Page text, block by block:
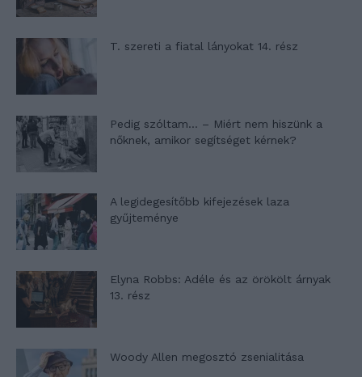
T. szereti a fiatal lányokat 14. rész
Pedig szóltam… – Miért nem hiszünk a
nőknek, amikor segítséget kérnek?
A legidegesítőbb kifejezések laza
gyűjteménye
Elyna Robbs: Adéle és az örökölt árnyak
13. rész
Woody Allen megosztó zsenialitása